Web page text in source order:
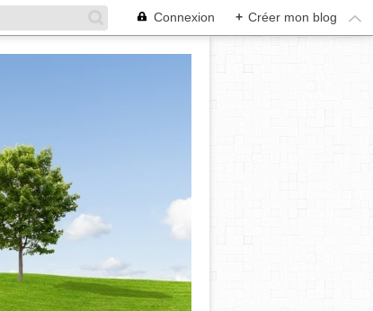
Connexion + Créer mon blog